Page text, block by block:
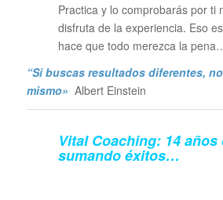
Practica y lo comprobarás por ti
disfruta de la experiencia. Eso
hace que todo merezca la
“Si buscas resultados diferentes,
mismo» Albert Einstein
Vital Coaching: 14
sumando éxitos…